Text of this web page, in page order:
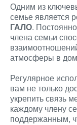
Одним из
семье является
ГАЛО.
члена семьи
атмосферы в
Регулярное
вам не только
укрепить связь
каждому члену
поддержанным,